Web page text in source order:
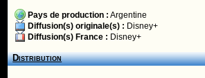
Pays de production : Argentine
Diffusion(s) originale(s) : Disney+
Diffusion(s) France : Disney+
Distribution